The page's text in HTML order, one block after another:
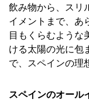
飲み物から、スリ
イメントまで、あ
目もくらむような
ける太陽の光に包
で、スペインの理
スペインのオール